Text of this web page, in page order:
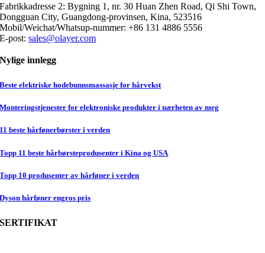
Fabrikkadresse 2: Bygning 1, nr. 30 Huan Zhen Road, Qi Shi Town,
Dongguan City, Guangdong-provinsen, Kina, 523516
Mobil/Weichat/Whatsup-nummer: +86 131 4886 5556
E-post:sales@olayer.com
Nylige innlegg
Beste elektriske hodebunnsmassasje for hårvekst
Monteringstjenester for elektroniske produkter i nærheten av meg
11 beste hårfønerbørster i verden
Topp 11 beste hårbørsteprodusenter i Kina og USA
Topp 10 produsenter av hårføner i verden
Dyson hårføner engros pris
SERTIFIKAT